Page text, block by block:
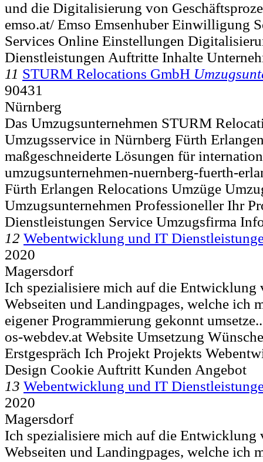
und die Digitalisierung von
emso.at/ Emso Emsenhuber Einwilligung
Services Online Einstellungen
Dienstleistungen Auftritte Inhalte
11 STURM Relocations GmbH
90431
Nürnberg
Das Umzugsunternehmen STURM
Umzugsservice in Nürnberg Fürth
maßgeschneiderte Lösungen für
umzugsunternehmen-nuernberg-fuerth-
Fürth Erlangen Relocations Umzüge
Umzugsunternehmen Professioneller Ihr
Dienstleistungen Service Umzugsfirma
12 Webentwicklung und IT
2020
Magersdorf
Ich spezialisiere mich auf die Entwicklung
Webseiten und Landingpages, welche ich
eigener Programmierung gekonnt
os-webdev.at Website Umsetzung
Erstgespräch Ich Projekt Projekts
Design Cookie Auftritt Kunden Angebot
13 Webentwicklung und IT
2020
Magersdorf
Ich spezialisiere mich auf die Entwicklung
Webseiten und Landingpages, welche ich